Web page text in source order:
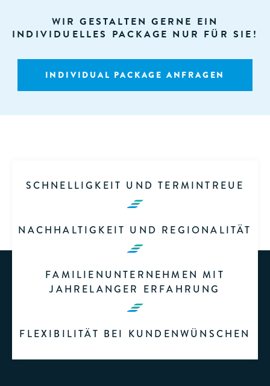
WIR GESTALTEN GERNE EIN
INDIVIDUELLES PACKAGE NUR FÜR SIE!
INDIVIDUAL PACKAGE ANFRAGEN
SCHNELLIGKEIT UND TERMINTREUE
NACHHALTIGKEIT UND REGIONALITÄT
FAMILIENUNTERNEHMEN MIT
JAHRELANGER ERFAHRUNG
FLEXIBILITÄT BEI KUNDENWÜNSCHEN